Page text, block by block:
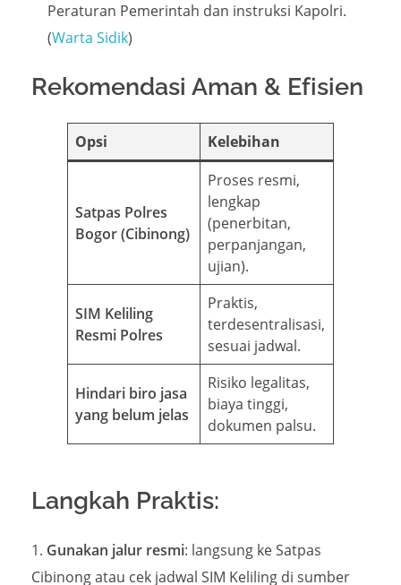
Peraturan Pemerintah dan instruksi Kapolri.
(Warta Sidik)
Rekomendasi Aman & Efisien
Opsi Kelebihan
Satpas Polres
Bogor (Cibinong)
Proses resmi,
lengkap
(penerbitan,
perpanjangan,
ujian).
SIM Keliling
Resmi Polres
Praktis,
terdesentralisasi,
sesuai jadwal.
Hindari biro jasa
yang belum jelas
Risiko legalitas,
biaya tinggi,
dokumen palsu.
Langkah Praktis:
Gunakan jalur resmi: langsung ke Satpas
Cibinong atau cek jadwal SIM Keliling di sumber